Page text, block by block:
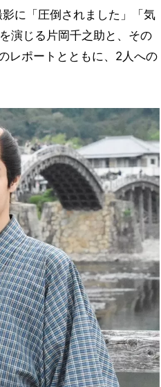
に「圧倒されました」「気
演じる片岡千之助と、その
レポートとともに、2人への